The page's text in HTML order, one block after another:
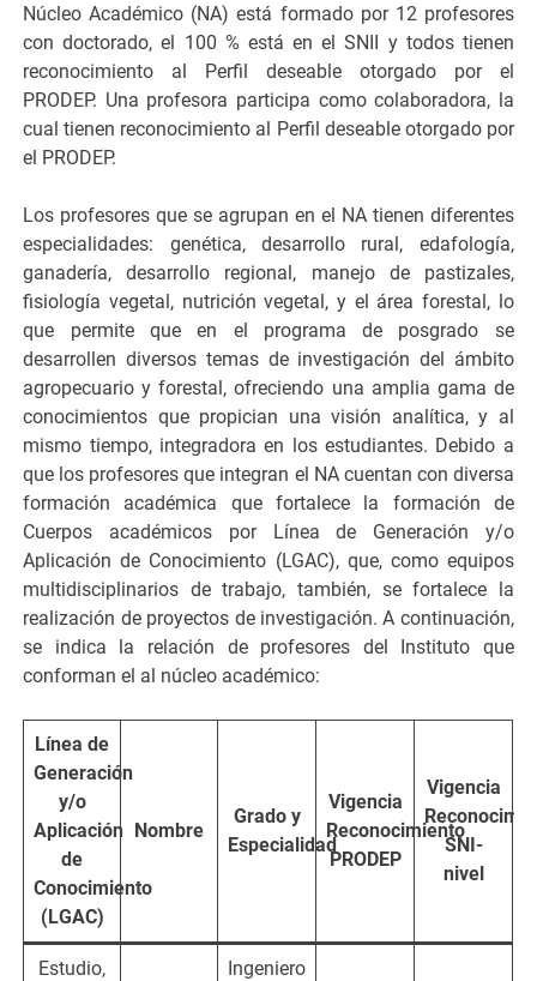
Núcleo Académico (NA) está formado por 12 profesores
con doctorado, el 100 % está en el SNII y todos tienen
reconocimiento al Perfil deseable otorgado por el
PRODEP. Una profesora participa como colaboradora, la
cual tienen reconocimiento al Perfil deseable otorgado por
el PRODEP.
Los profesores que se agrupan en el NA tienen diferentes
especialidades: genética, desarrollo rural, edafología,
ganadería, desarrollo regional, manejo de pastizales,
fisiología vegetal, nutrición vegetal, y el área forestal, lo
que permite que en el programa de posgrado se
desarrollen diversos temas de investigación del ámbito
agropecuario y forestal, ofreciendo una amplia gama de
conocimientos que propician una visión analítica, y al
mismo tiempo, integradora en los estudiantes. Debido a
que los profesores que integran el NA cuentan con diversa
formación académica que fortalece la formación de
Cuerpos académicos por Línea de Generación y/o
Aplicación de Conocimiento (LGAC), que, como equipos
multidisciplinarios de trabajo, también, se fortalece la
realización de proyectos de investigación. A continuación,
se indica la relación de profesores del Instituto que
conforman el al núcleo académico:
Línea de
Generación
y/o
Aplicación
de
Conocimiento
(LGAC)
Nombre
Grado y
Especialidad
Vigencia
Reconocimiento
PRODEP
Vigencia
SNI-
nivel
Estudio,
Ingeniero